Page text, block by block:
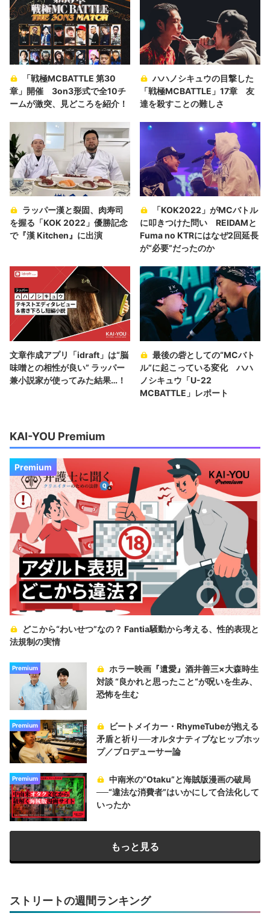
「戦極MCBATTLE 第30
章」開催 3on3形式で全10チ
ームが激突、見どころを紹介！
ハハノシキュウの目撃した
「戦極MCBATTLE」17章 友
達を殺すことの難しさ
ラッパー漢と裂固、肉寿司
を握る「KOK 2022」優勝記念
で『漢 Kitchen』に出演
「KOK2022」がMCバトル
に叩きつけた問い REIDAMと
Fuma no KTRにはなぜ2回延長
が“必要”だったのか
文章作成アプリ「idraft」は“脳
味噌との相性が良い” ラッパー
兼小説家が使ってみた結果…！
最後の砦としての“MCバト
ル”に起こっている変化 ハハ
ノシキュウ「U-22
MCBATTLE」レポート
KAI-YOU Premium
Premium
どこから“わいせつ”なの？ Fantia騒動から考える、性的表現と
法規制の実情
Premium
ホラー映画『遺愛』酒井善三×大森時生
対談 “良かれと思ったこと“が呪いを生み、
恐怖を生む
Premium
ビートメイカー・RhymeTubeが抱える
矛盾と祈り──オルタナティブなヒップホッ
プ／プロデューサー論
Premium
中南米の“Otaku”と海賊版漫画の破局
──“違法な消費者”はいかにして合法化して
いったか
もっと見る
ストリートの週間ランキング